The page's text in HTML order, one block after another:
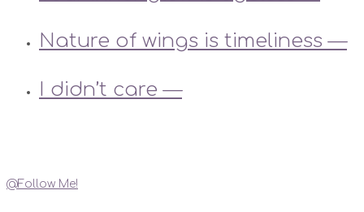
Nature of wings is timeliness —
I didn’t care —
@Follow Me!